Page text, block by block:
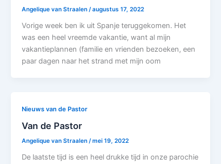
Angelique van Straalen/augustus 17, 2022
Vorige week ben ik uit Spanje teruggekomen. Het
was een heel vreemde vakantie, want al mijn
vakantieplannen (familie en vrienden bezoeken, een
paar dagen naar het strand met mijn oom
Nieuws van de Pastor
Van de Pastor
Angelique van Straalen/mei 19, 2022
De laatste tijd is een heel drukke tijd in onze parochie